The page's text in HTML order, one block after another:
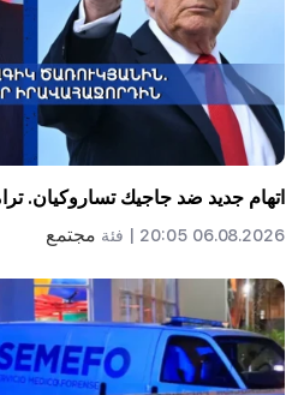
اتهام جديد ضد جاجيك تساروكيان.
06.08.2026 20:05 | فئة مجتمع